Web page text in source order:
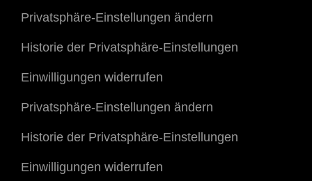
Privatsphäre-Einstellungen ändern
Historie der Privatsphäre-Einstellungen
Einwilligungen widerrufen
Privatsphäre-Einstellungen ändern
Historie der Privatsphäre-Einstellungen
Einwilligungen widerrufen